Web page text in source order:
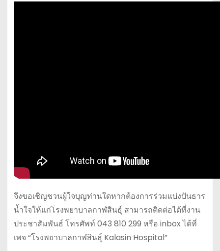
จึงขอเชิญชวนผู้ใจบุญท่านใดหากต้องการร่วมแบ่งปันธาร
น้ำใจให้แก่โรงพยาบาลกาฬสินธุ์ สามารถติดต่อได้ที่งาน
ประชาสัมพันธ์ โทรศัพท์ 043 810 299 หรือ inbox ได้ที่
เพจ “โรงพยาบาลกาฬสินธุ์ Kalasin Hospital”